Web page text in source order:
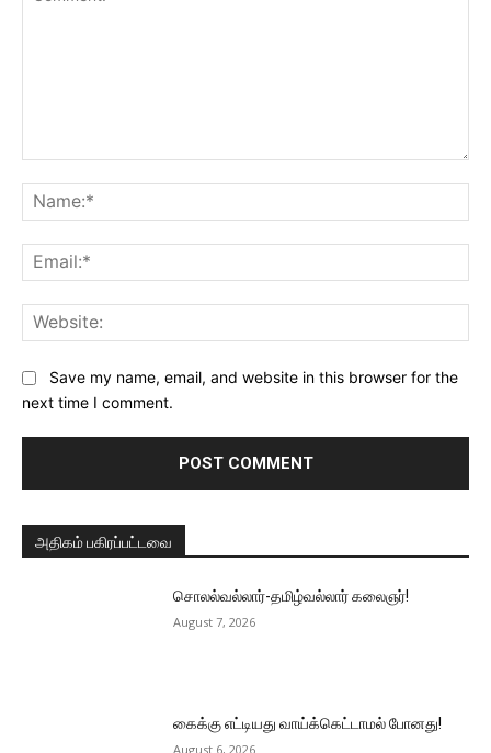
Save my name, email, and website in this browser for the
next time I comment.
அதிகம் பகிரப்பட்டவை
சொலல்வல்லார்-தமிழ்வல்லார் கலைஞர்!
August 7, 2026
கைக்கு எட்டியது வாய்க்கெட்டாமல் போனது!
August 6, 2026